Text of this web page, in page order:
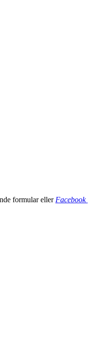
formular eller Facebook